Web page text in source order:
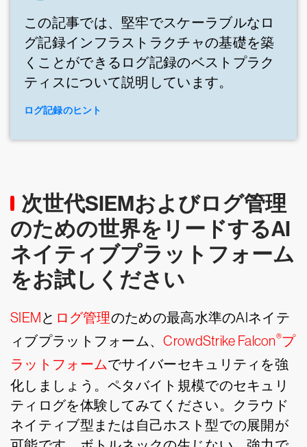
この記事では、堅牢でスケーラブルなロ
グ記録インフラストラクチャの基礎を築
くことができるログ記録のベストプラク
ティスについて説明しています。
ログ記録のヒント
次世代SIEMおよびログ管理
のための世界をリードするAI
ネイティブプラットフォーム
をお試しください
SIEM と ログ管理のための最高水準のAIネイテ
ィブプラットフォーム、CrowdStrike Falcon®プ
ラットフォームでサイバーセキュリティを強
化しましょう。ペタバイト規模でのセキュリ
ティログを体験してみてください。クラウド
ネイティブ型または自己ホスト型での展開が